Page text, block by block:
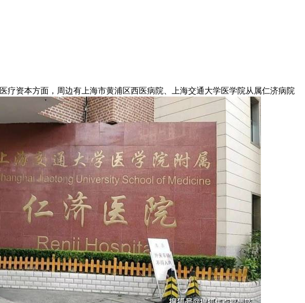
医疗资本方面，周边有上海市黄浦区西医病院、上海交通大学医学院从属仁济病院